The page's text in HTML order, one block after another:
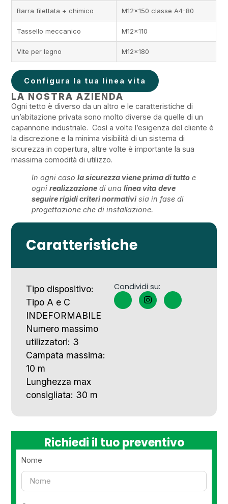
Caratteristiche
Tipo dispositivo:
Tipo A e C
INDEFORMABILE
Numero massimo
utilizzatori: 3
Campata massima:
10 m
Lunghezza max
consigliata: 30 m
Condividi su:
Barra filettata + chimico M12x150 classe A4-80
Tassello meccanico M12x110
Vite per legno M12x180
Configura la tua linea vita
LA NOSTRA AZIENDA
Ogni tetto è diverso da un altro e le caratteristiche di
un’abitazione privata sono molto diverse da quelle di un
capannone industriale. Così a volte l’esigenza del cliente è
la discrezione e la minima visibilità di un sistema di
sicurezza in copertura, altre volte è importante la sua
massima comodità di utilizzo.
In ogni casola sicurezza viene prima di tutto e
ognirealizzazione di unalinea vita deve
seguire rigidi criteri normativi sia in fase di
progettazione che di installazione.
Richiedi il tuo preventivo
Nome